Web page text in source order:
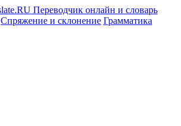
Спряжение и склонение Грамматика